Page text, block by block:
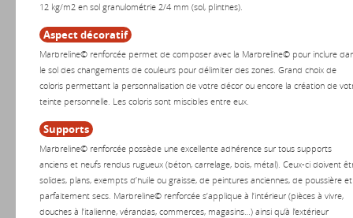
12 kg/m2 en sol granulométrie 2/4 mm (sol, plinthes).
Aspect décoratif
Marbreline© renforcée permet de composer avec la Marbreline© pour inclure
le sol des changements de couleurs pour délimiter des zones. Grand choix de
coloris permettant la personnalisation de votre décor ou encore la création de
teinte personnelle. Les coloris sont miscibles entre eux.
Supports
Marbreline© renforcée possède une excellente adhérence sur tous supports
anciens et neufs rendus rugueux (béton, carrelage, bois, métal). Ceux-ci doivent
solides, plans, exempts d’huile ou graisse, de peintures anciennes, de poussière et
parfaitement secs. Marbreline© renforcée s’applique à l’intérieur (pièces à vivre,
douches à l’italienne, vérandas, commerces, magasins…) ainsi qu’à l’extérieur